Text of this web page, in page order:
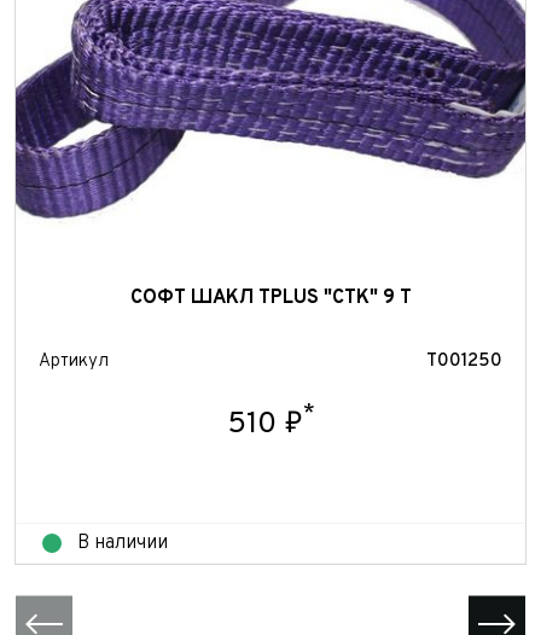
СОФТ ШАКЛ TPLUS "СТК" 9 Т
Артикул T001250
510 ₽*
В наличии